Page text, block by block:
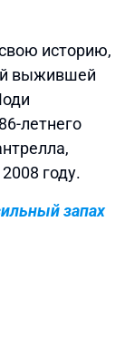
историю,
выжившей
летнего
году.
запах